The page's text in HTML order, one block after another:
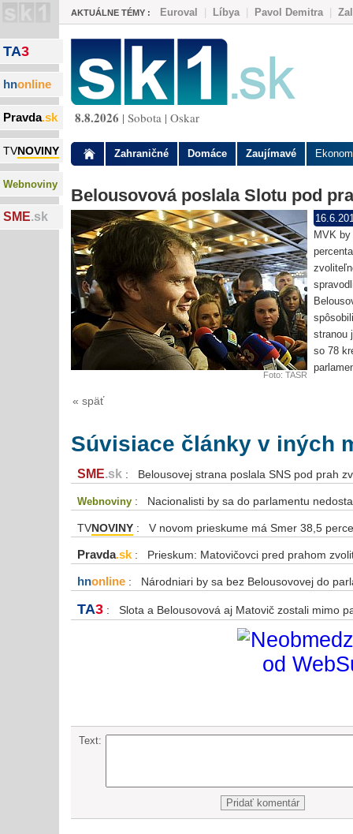
TA3
hnonline
Pravda.sk
TVNOVINY
Webnoviny
SME.sk
AKTUÁLNE TÉMY : Euroval Líbya| Pavol Demitra|
8.8.2026 | Sobota | Oskar
Zahraničné Domáce Zaujímavé
Belousovová poslala Slotu pod
Foto: TASR
MVK
stranou
so 78
« späť
Súvisiace články v iných
SME.sk : Belousovej strana poslala SNS pod prah
Webnoviny : Nacionalisti by sa do parlamentu
TVNOVINY : V novom prieskume má Smer 38,5
Pravda.sk : Prieskum: Matovičovci pred prahom
hnonline : Národniari by sa bez Belousovovej do
TA3 : Slota a Belousovová aj Matovič zostali mimo
Text: